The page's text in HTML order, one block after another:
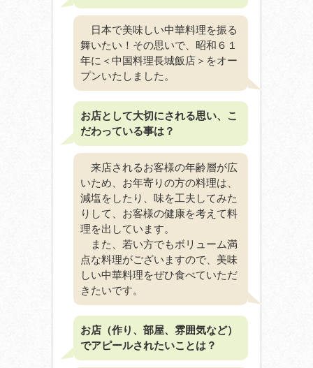
日本で美味しい中華料理を振る
舞いたい！その思いで、昭和６１
年に＜中国料理長城飯店＞をオー
プンいたしました。
お店として大切にされる思い、こ
だわっている事は？
来店されるお客様の年齢層が広
いため、お年寄りの方の料理は、
減塩をしたり、味を工夫してみた
りして、お客様の健康を考えて料
理を出しています。
また、若い方でもボリューム満
点な料理がございますので、美味
しい中華料理をぜひ食べていただ
きたいです。
お店（作り、部屋、雰囲気など）
でアピールされたいことは？